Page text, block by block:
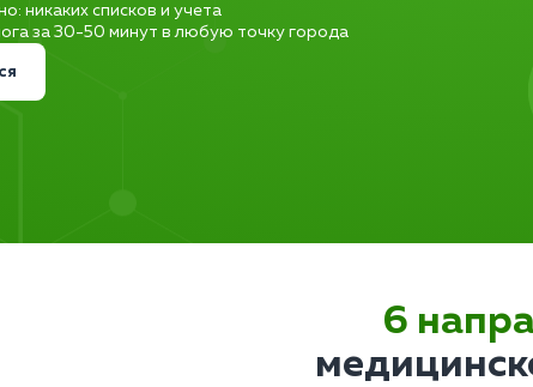
никаких списков и учета
за 30-50 минут в любую точку города
6